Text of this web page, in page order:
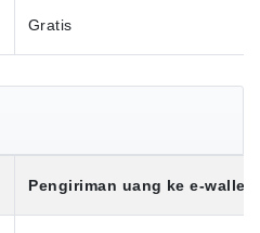
Gratis
Pengiriman uang ke e-wallet